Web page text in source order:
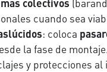
colectivos
cuando sea
: coloca
la fase de
y protecciones al